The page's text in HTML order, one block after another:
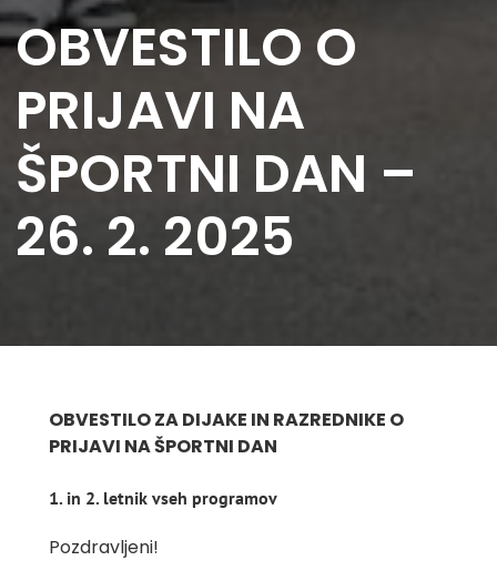
OBVESTILO O
PRIJAVI NA
ŠPORTNI DAN –
26. 2. 2025
OBVESTILO ZA DIJAKE IN RAZREDNIKE O
PRIJAVI NA ŠPORTNI DAN
1. in 2. letnik vseh programov
Pozdravljeni!